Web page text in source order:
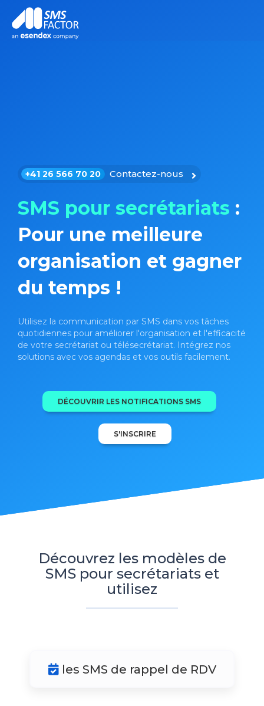
+41 26 566 70 20 Contactez-nous
SMS pour secrétariats :
Pour une meilleure
organisation et gagner
du temps !
Utilisez la communication par SMS dans vos tâches
quotidiennes pour améliorer l'organisation et l'efficacité
de votre secrétariat ou télésecrétariat. Intégrez nos
solutions avec vos agendas et vos outils facilement.
DÉCOUVRIR LES NOTIFICATIONS SMS
S'INSCRIRE
Découvrez les modèles de
SMS pour secrétariats et
utilisez
les SMS de rappel de RDV